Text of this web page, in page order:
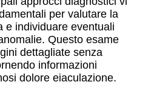
per valutare la
e individuare eventuali
Questo esame
dettagliate senza
informazioni
dolore eiaculazione.